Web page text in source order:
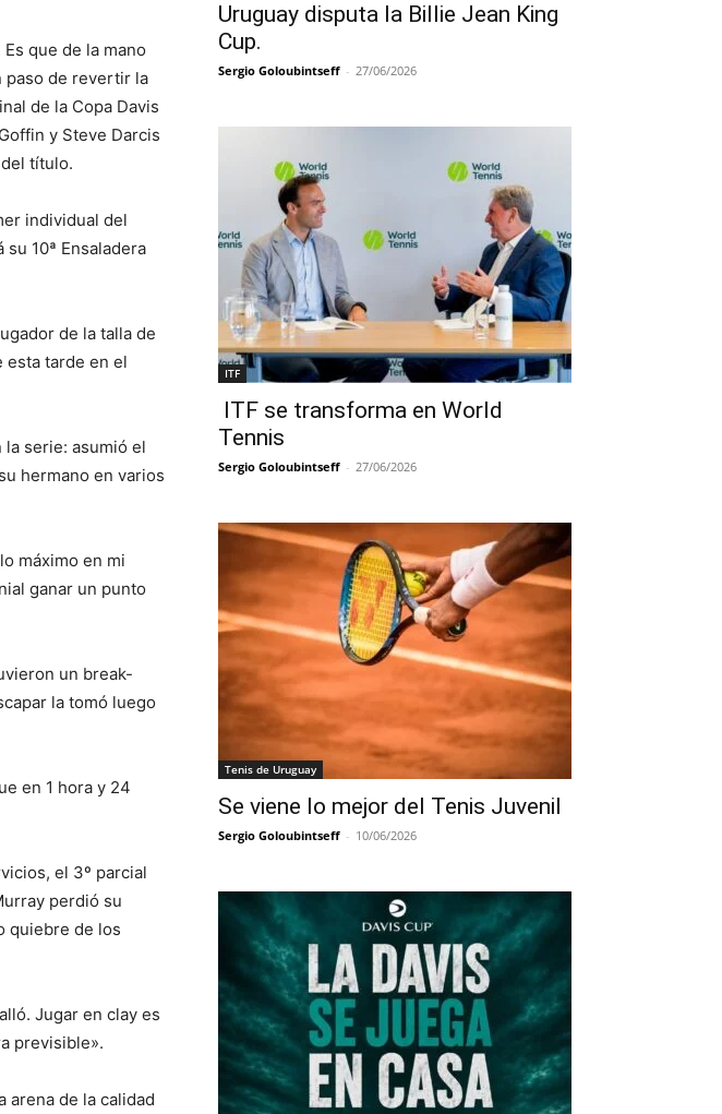
que de la mano
paso de revertir la
de la Copa Davis
y Steve Darcis
título.
individual del
10ª Ensaladera
de la talla de
esta tarde en el
serie: asumió el
hermano en varios
máximo en mi
ganar un punto
un break-
la tomó luego
en 1 hora y 24
el 3º parcial
perdió su
quiebre de los
Jugar en clay es
previsible».
arena de la calidad
Uruguay disputa la Billie Jean King
Cup.
Sergio Goloubintseff - 27/06/2026
ITF
ITF se transforma en World
Tennis
Sergio Goloubintseff - 27/06/2026
Tenis de Uruguay
Se viene lo mejor del Tenis Juvenil
Sergio Goloubintseff - 10/06/2026